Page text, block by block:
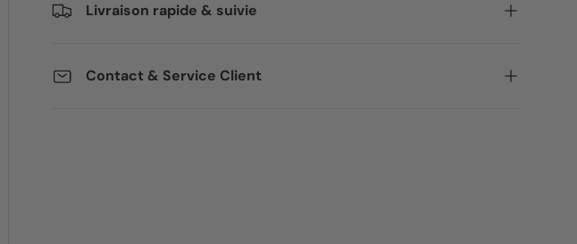
Livraison rapide & suivie
Contact & Service Client